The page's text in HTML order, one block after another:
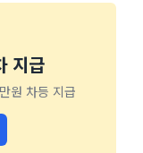
지급
원 차등 지급